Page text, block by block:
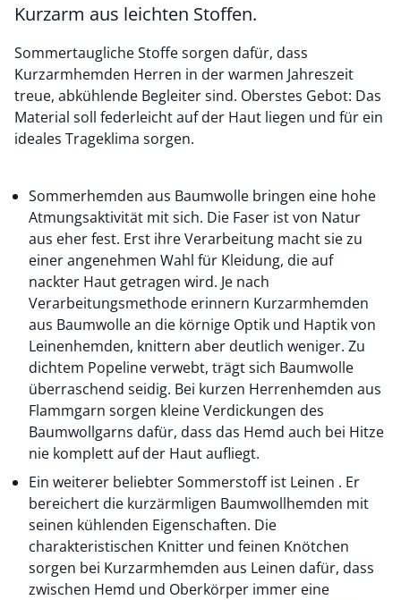
Kurzarm aus leichten Stoffen.
Sommertaugliche Stoffe sorgen dafür, dass
Kurzarmhemden Herren in der warmen Jahreszeit
treue, abkühlende Begleiter sind. Oberstes Gebot: Das
Material soll federleicht auf der Haut liegen und für ein
ideales Trageklima sorgen.
Sommerhemden aus Baumwolle bringen eine hohe
Atmungsaktivität mit sich. Die Faser ist von Natur
aus eher fest. Erst ihre Verarbeitung macht sie zu
einer angenehmen Wahl für Kleidung, die auf
nackter Haut getragen wird. Je nach
Verarbeitungsmethode erinnern Kurzarmhemden
aus Baumwolle an die körnige Optik und Haptik von
Leinenhemden, knittern aber deutlich weniger. Zu
dichtem Popeline verwebt, trägt sich Baumwolle
überraschend seidig. Bei kurzen Herrenhemden aus
Flammgarn sorgen kleine Verdickungen des
Baumwollgarns dafür, dass das Hemd auch bei Hitze
nie komplett auf der Haut aufliegt.
Ein weiterer beliebter Sommerstoff ist Leinen . Er
bereichert die kurzärmligen Baumwollhemden mit
seinen kühlenden Eigenschaften. Die
charakteristischen Knitter und feinen Knötchen
sorgen bei Kurzarmhemden aus Leinen dafür, dass
zwischen Hemd und Oberkörper immer eine